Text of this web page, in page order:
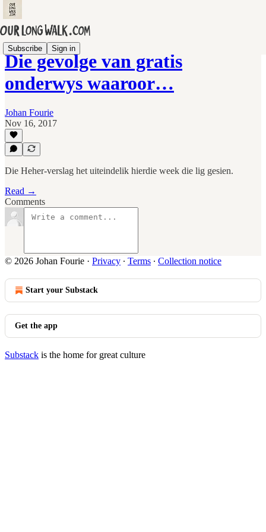
Subscribe Sign in
Die gevolge van gratis
onderwys waaroor…
Johan Fourie
Nov 16, 2017
Die Heher-verslag het uiteindelik hierdie week die lig gesien.
Read →
Comments
© 2026 Johan Fourie · Privacy ∙ Terms ∙ Collection notice
Start your Substack
Get the app
Substack is the home for great culture